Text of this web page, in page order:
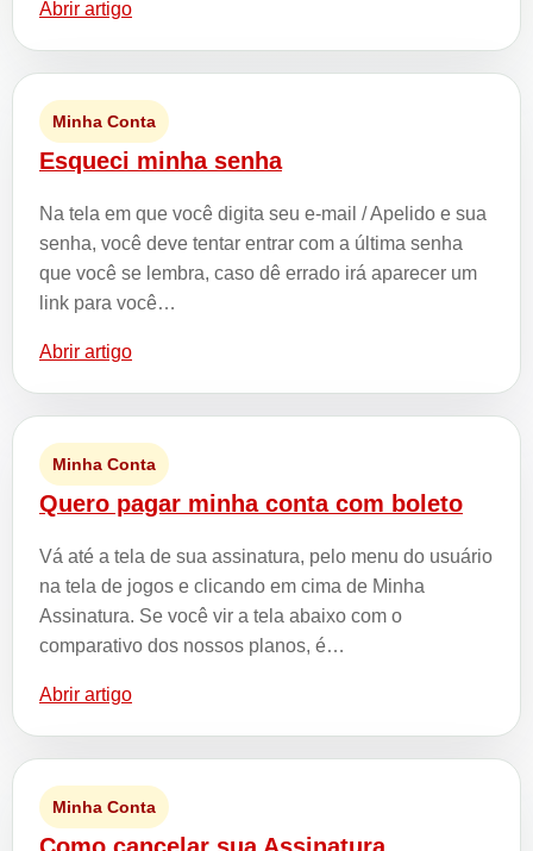
Abrir artigo
Minha Conta
Esqueci minha senha
Na tela em que você digita seu e-mail / Apelido e sua
senha, você deve tentar entrar com a última senha
que você se lembra, caso dê errado irá aparecer um
link para você…
Abrir artigo
Minha Conta
Quero pagar minha conta com boleto
Vá até a tela de sua assinatura, pelo menu do usuário
na tela de jogos e clicando em cima de Minha
Assinatura. Se você vir a tela abaixo com o
comparativo dos nossos planos, é…
Abrir artigo
Minha Conta